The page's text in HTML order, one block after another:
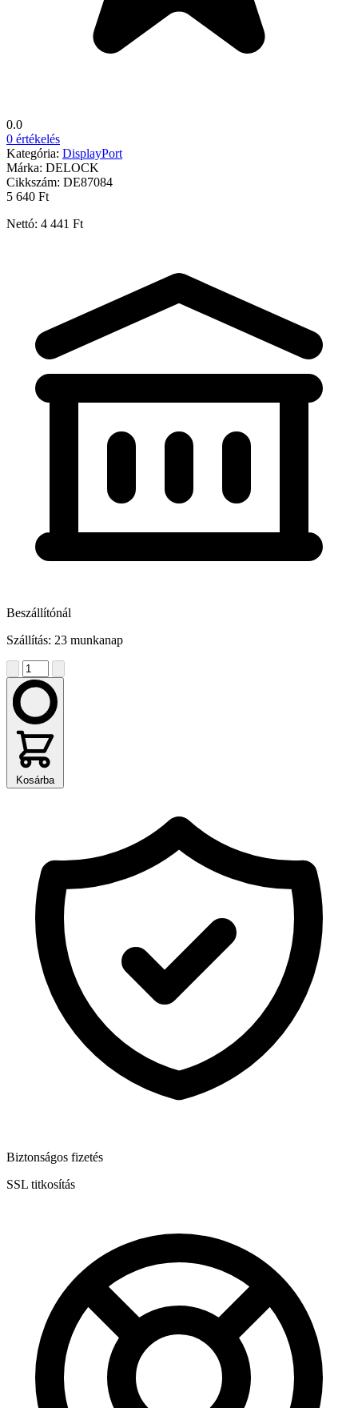
0.0
0 értékelés
Kategória: DisplayPort
Márka: DELOCK
Cikkszám: DE87084
5 640 Ft
Nettó: 4 441 Ft
Beszállítónál
Szállítás: 23 munkanap
Kosárba
Biztonságos fizetés
SSL titkosítás